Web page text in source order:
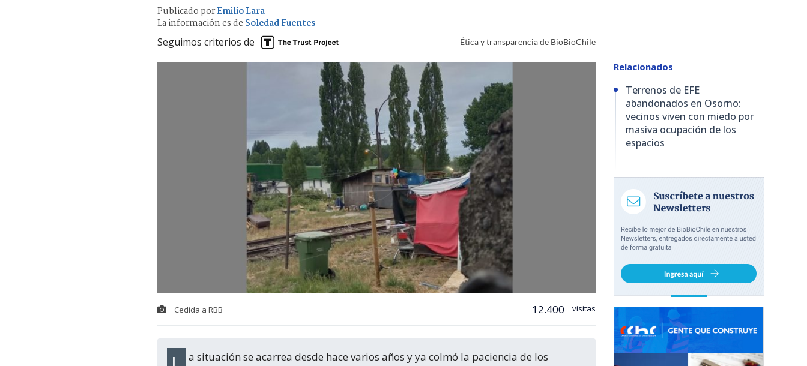
Publicado porEmilio Lara
La información es de Soledad Fuentes
Seguimos criterios de Ética y transparencia de BioBioChile
Cedida a RBB 12.400 visitas
Relacionados
Terrenos de EFE
abandonados en Osorno:
vecinos viven con miedo por
masiva ocupación de los
espacios